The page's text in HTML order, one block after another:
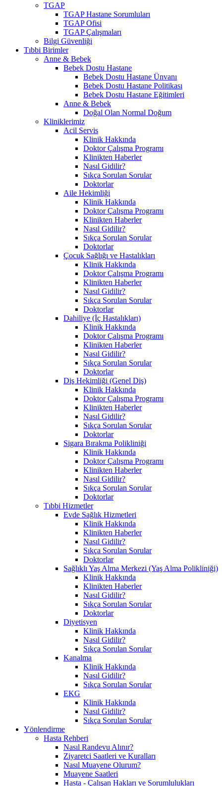
TGAP
TGAP Hastane Sorumluları
TGAP Ofisi
TGAP Çalışmaları
Bilgi Güvenliği
Tıbbi Birimler
Anne & Bebek
Bebek Dostu Hastane
Bebek Dostu Hastane Ünvanı
Bebek Dostu Hastane Politikası
Bebek Dostu Hastane Eğitimleri
Anne & Bebek
Doğal Olan Normal Doğum
Kliniklerimiz
Acil Servis
Klinik Hakkında
Doktor Çalışma Programı
Klinikten Haberler
Nasıl Gidilir?
Sıkça Sorulan Sorular
Doktorlar
Aile Hekimliği
Klinik Hakkında
Doktor Çalışma Programı
Klinikten Haberler
Nasıl Gidilir?
Sıkça Sorulan Sorular
Doktorlar
Çocuk Sağlığı ve Hastalıkları
Klinik Hakkında
Doktor Çalışma Programı
Klinikten Haberler
Nasıl Gidilir?
Sıkça Sorulan Sorular
Doktorlar
Dahiliye (İç Hastalıkları)
Klinik Hakkında
Doktor Çalışma Programı
Klinikten Haberler
Nasıl Gidilir?
Sıkça Sorulan Sorular
Doktorlar
Diş Hekimliği (Genel Diş)
Klinik Hakkında
Doktor Çalışma Programı
Klinikten Haberler
Nasıl Gidilir?
Sıkça Sorulan Sorular
Doktorlar
Sigara Bırakma Polikliniği
Klinik Hakkında
Doktor Çalışma Programı
Klinikten Haberler
Nasıl Gidilir?
Sıkça Sorulan Sorular
Doktorlar
Tıbbi Hizmetler
Evde Sağlık Hizmetleri
Klinik Hakkında
Klinikten Haberler
Nasıl Gidilir?
Sıkça Sorulan Sorular
Doktorlar
Sağlıklı Yaş Alma Merkezi (Yaş Alma Polikliniği)
Klinik Hakkında
Klinikten Haberler
Nasıl Gidilir?
Sıkça Sorulan Sorular
Doktorlar
Diyetisyen
Klinik Hakkında
Nasıl Gidilir?
Sıkça Sorulan Sorular
Kanalma
Klinik Hakkında
Nasıl Gidilir?
Sıkça Sorulan Sorular
EKG
Klinik Hakkında
Nasıl Gidilir?
Sıkça Sorulan Sorular
Yönlendirme
Hasta Rehberi
Nasıl Randevu Alınır?
Ziyaretci Saatleri ve Kuralları
Nasıl Muayene Olurum?
Muayene Saatleri
Hasta - Çalışan Hakları ve Sorumlulukları